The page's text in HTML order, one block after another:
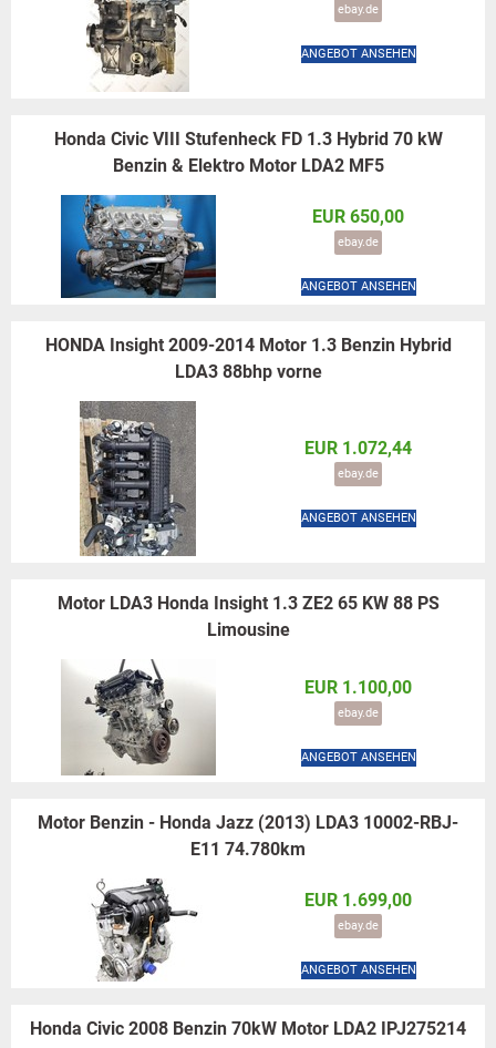
ebay.de
ANGEBOT ANSEHEN
Honda Civic VIII Stufenheck FD 1.3 Hybrid 70 kW
Benzin & Elektro Motor LDA2 MF5
EUR 650,00
ebay.de
ANGEBOT ANSEHEN
HONDA Insight 2009-2014 Motor 1.3 Benzin Hybrid
LDA3 88bhp vorne
EUR 1.072,44
ebay.de
ANGEBOT ANSEHEN
Motor LDA3 Honda Insight 1.3 ZE2 65 KW 88 PS
Limousine
EUR 1.100,00
ebay.de
ANGEBOT ANSEHEN
Motor Benzin - Honda Jazz (2013) LDA3 10002-RBJ-
E11 74.780km
EUR 1.699,00
ebay.de
ANGEBOT ANSEHEN
Honda Civic 2008 Benzin 70kW Motor LDA2 IPJ275214